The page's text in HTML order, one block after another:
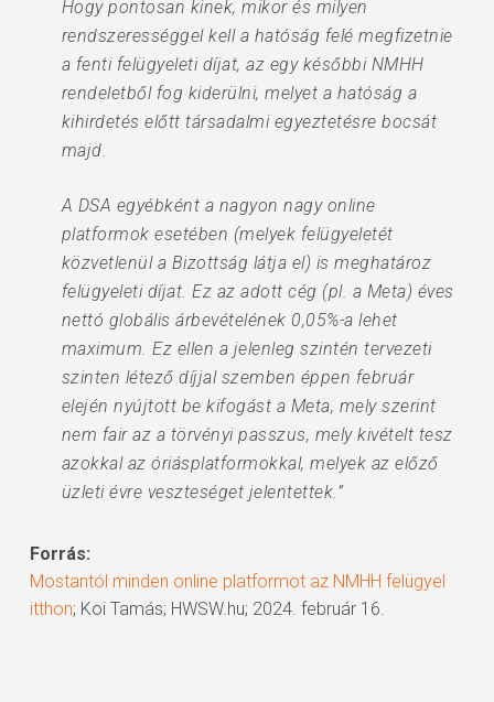
Hogy pontosan kinek, mikor és milyen
rendszerességgel kell a hatóság felé megfizetnie
a fenti felügyeleti díjat, az egy későbbi NMHH
rendeletből fog kiderülni, melyet a hatóság a
kihirdetés előtt társadalmi egyeztetésre bocsát
majd.
A DSA egyébként a nagyon nagy online
platformok esetében (melyek felügyeletét
közvetlenül a Bizottság látja el) is meghatároz
felügyeleti díjat. Ez az adott cég (pl. a Meta) éves
nettó globális árbevételének 0,05%-a lehet
maximum. Ez ellen a jelenleg szintén tervezeti
szinten létező díjjal szemben éppen február
elején nyújtott be kifogást a Meta, mely szerint
nem fair az a törvényi passzus, mely kivételt tesz
azokkal az óriásplatformokkal, melyek az előző
üzleti évre veszteséget jelentettek.”
Forrás:
Mostantól minden online platformot az NMHH felügyel
itthon; Koi Tamás; HWSW.hu; 2024. február 16.